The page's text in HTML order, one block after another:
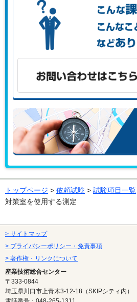
こんな課題がある、こんなことで困
お問い合わせはこちらから
トップページ > 依頼試験 > 試験項目一覧
対策室を使用する測定
> サイトマップ
> プライバシーポリシー・免責事項
> 著作権・リンクについて
産業技術総合センター
〒333-0844
埼玉県川口市上青木3-12-18（SKIPシティ内）